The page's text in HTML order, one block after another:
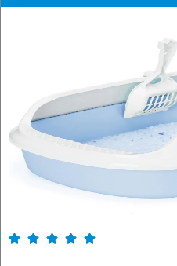
    